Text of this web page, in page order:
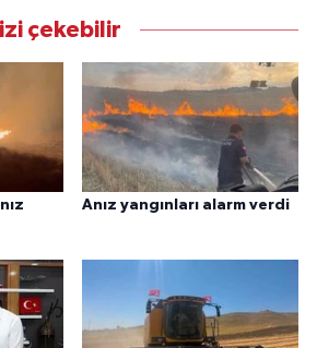
çekebilir
Anız yangınları alarm verdi